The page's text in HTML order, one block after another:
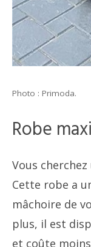
Photo : Primoda.
Robe
Vous
Cette robe a
mâchoire de
plus, il est
et coûte